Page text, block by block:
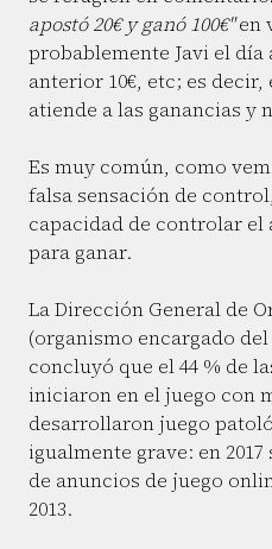
apostó 20€ y ganó 100€"en
probablemente Javi el
anterior 10€, etc; es
atiende a las ganancias y
Es muy común, como
falsa sensación de
capacidad de controlar el
para ganar.
La Dirección General de
(organismo encargado
concluyó que el 44 % de
iniciaron en el juego con
desarrollaron juego
igualmente grave: en
de anuncios de juego
2013.